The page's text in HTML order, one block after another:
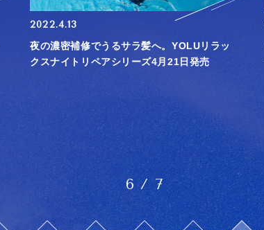
2022.4.13
夜の濃密補修でうるサラ髪へ。YOLUリラッ
クスナイトリペアシリーズ4月21日発売
6 / 7